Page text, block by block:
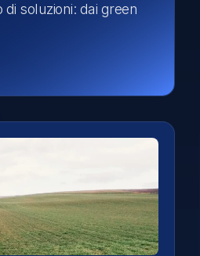
soluzioni: dai green